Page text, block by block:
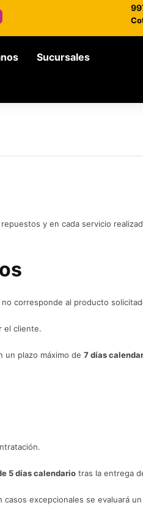
Sucursales
y en cada servicio
no corresponde al producto
el cliente.
un plazo máximo de 7 días
5 días calendario tras la entrega
casos excepcionales se evaluará un